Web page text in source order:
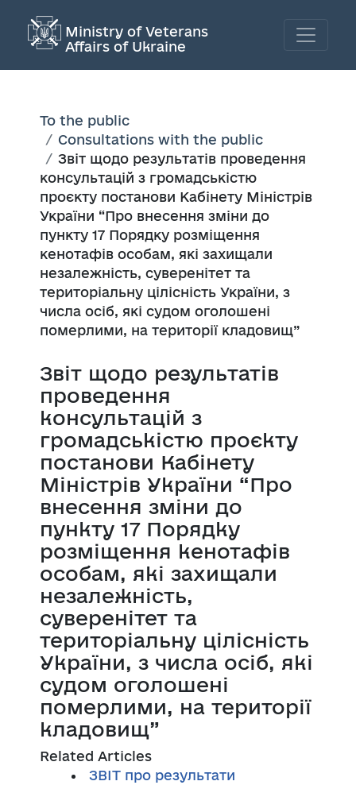
Ministry of Veterans
Affairs of Ukraine
To the public
Consultations with the public
Звіт щодо результатів проведення
консультацій з громадськістю
проєкту постанови Кабінету Міністрів
України “Про внесення зміни до
пункту 17 Порядку розміщення
кенотафів особам, які захищали
незалежність, суверенітет та
територіальну цілісність України, з
числа осіб, які судом оголошені
померлими, на території кладовищ”
Звіт щодо результатів
проведення
консультацій з
громадськістю проєкту
постанови Кабінету
Міністрів України “Про
внесення зміни до
пункту 17 Порядку
розміщення кенотафів
особам, які захищали
незалежність,
суверенітет та
територіальну цілісність
України, з числа осіб, які
судом оголошені
померлими, на території
кладовищ”
Related Articles
ЗВІТ про результати